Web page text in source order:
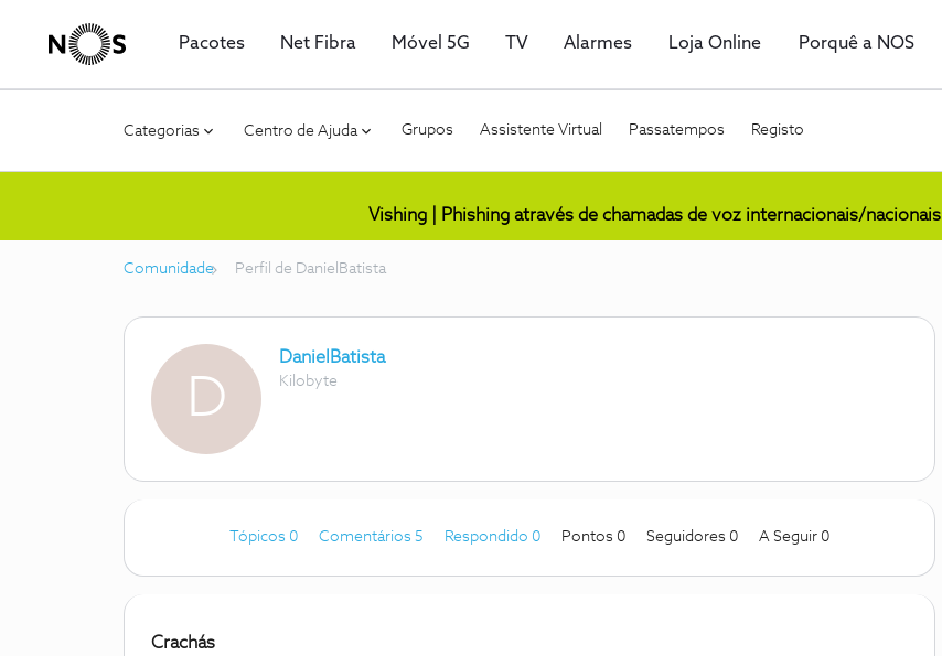
Pacotes Net Fibra Móvel 5G TV Alarmes Loja Online Porquê a NOS
Categorias Centro de Ajuda Grupos Assistente Virtual Passatempos Registo
Vishing | Phishing através de chamadas de voz internacionais/nacionais
Comunidade Perfil de DanielBatista
D
DanielBatista
Kilobyte
Tópicos 0 Comentários 5 Respondido 0 Pontos 0 Seguidores 0 A Seguir 0
Crachás